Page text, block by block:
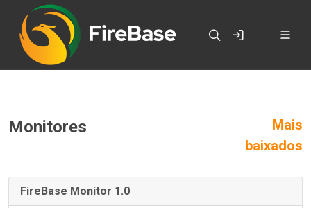
Monitores
Mais
baixados
FireBase Monitor 1.0